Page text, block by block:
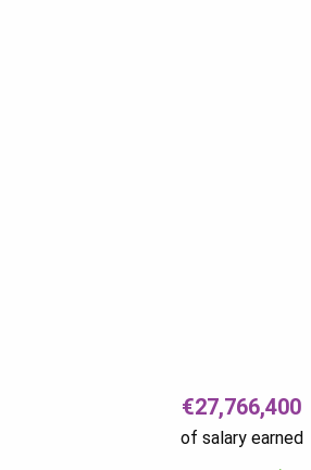
€27,766,400
of salary earned